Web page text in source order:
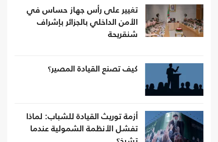
تغيير على رأس جهاز حساس في
الأمن الداخلي بالجزائر بإشراف
شنقريحة
كيف تصنع القيادة المصير؟
أزمة توريث القيادة للشباب: لماذا
تفشل الأنظمة الشمولية عندما